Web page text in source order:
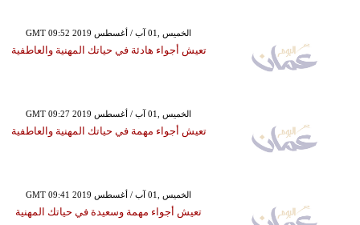
GMT 09:52 2019 الخميس ,01 آب / أغسطس
تعيش أجواء هادئة في حياتك المهنية والعاطفية
GMT 09:27 2019 الخميس ,01 آب / أغسطس
تعيش أجواء مهمة في حياتك المهنية والعاطفية
GMT 09:41 2019 الخميس ,01 آب / أغسطس
تعيش أجواء مهمة وسعيدة في حياتك المهنية